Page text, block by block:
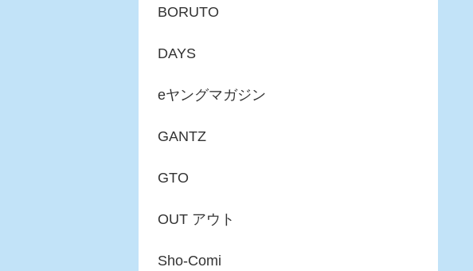
BORUTO
DAYS
eヤングマガジン
GANTZ
GTO
OUT アウト
Sho-Comi